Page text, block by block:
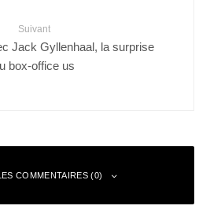
Suivant
Jack Gyllenhaal, la surprise
box-office us
COMMENTAIRES (0)